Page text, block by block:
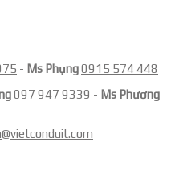
- Ms Phụng0915 574 448
097 947 9339 - Ms Phương